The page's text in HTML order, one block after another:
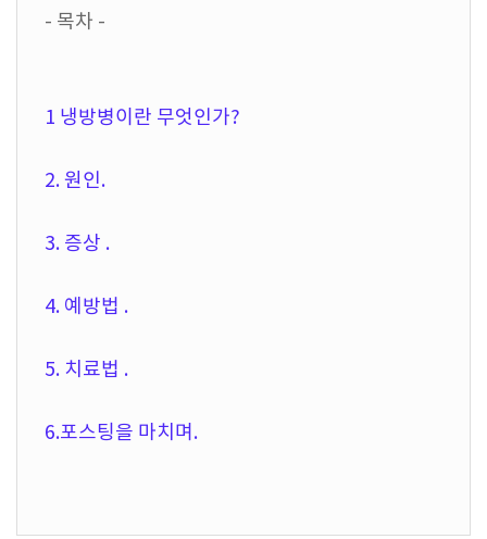
- 목차 -
1 냉방병이란 무엇인가?
2. 원인.
3. 증상 .
4. 예방법 .
5. 치료법 .
6.포스팅을 마치며.